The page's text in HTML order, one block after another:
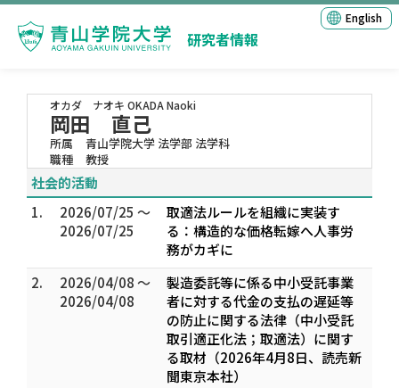
研究者情報
English
オカダ ナオキ OKADA Naoki
岡田 直己
所属
青山学院大学 法学部 法学科
職種
教授
社会的活動
1.
2026/07/25 ～
2026/07/25
取適法ルールを組織に実装す
る：構造的な価格転嫁へ人事労
務がカギに
2.
2026/04/08 ～
2026/04/08
製造委託等に係る中小受託事業
者に対する代金の支払の遅延等
の防止に関する法律（中小受託
取引適正化法；取適法）に関す
る取材（2026年4月8日、読売新
聞東京本社）